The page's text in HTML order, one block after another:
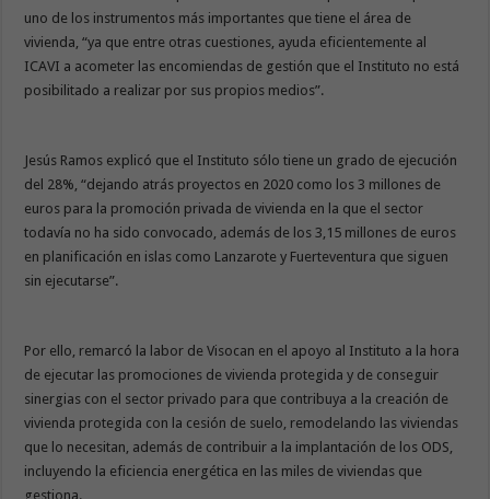
uno de los instrumentos más importantes que tiene el área de
vivienda, “ya que entre otras cuestiones, ayuda eficientemente al
ICAVI a acometer las encomiendas de gestión que el Instituto no está
posibilitado a realizar por sus propios medios”.
Jesús Ramos explicó que el Instituto sólo tiene un grado de ejecución
del 28%, “dejando atrás proyectos en 2020 como los 3 millones de
euros para la promoción privada de vivienda en la que el sector
todavía no ha sido convocado, además de los 3,15 millones de euros
en planificación en islas como Lanzarote y Fuerteventura que siguen
sin ejecutarse”.
Por ello, remarcó la labor de Visocan en el apoyo al Instituto a la hora
de ejecutar las promociones de vivienda protegida y de conseguir
sinergias con el sector privado para que contribuya a la creación de
vivienda protegida con la cesión de suelo, remodelando las viviendas
que lo necesitan, además de contribuir a la implantación de los ODS,
incluyendo la eficiencia energética en las miles de viviendas que
gestiona.